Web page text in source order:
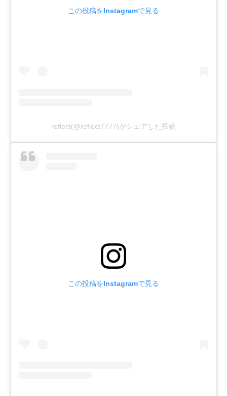
この投稿をInstagramで見る
reflect(@reflect7777)がシェアした投稿
この投稿をInstagramで見る